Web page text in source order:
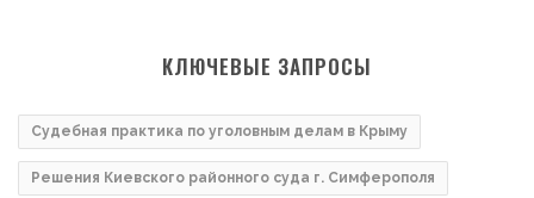
КЛЮЧЕВЫЕ ЗАПРОСЫ
Судебная практика по уголовным делам в Крыму
Решения Киевского районного суда г. Симферополя